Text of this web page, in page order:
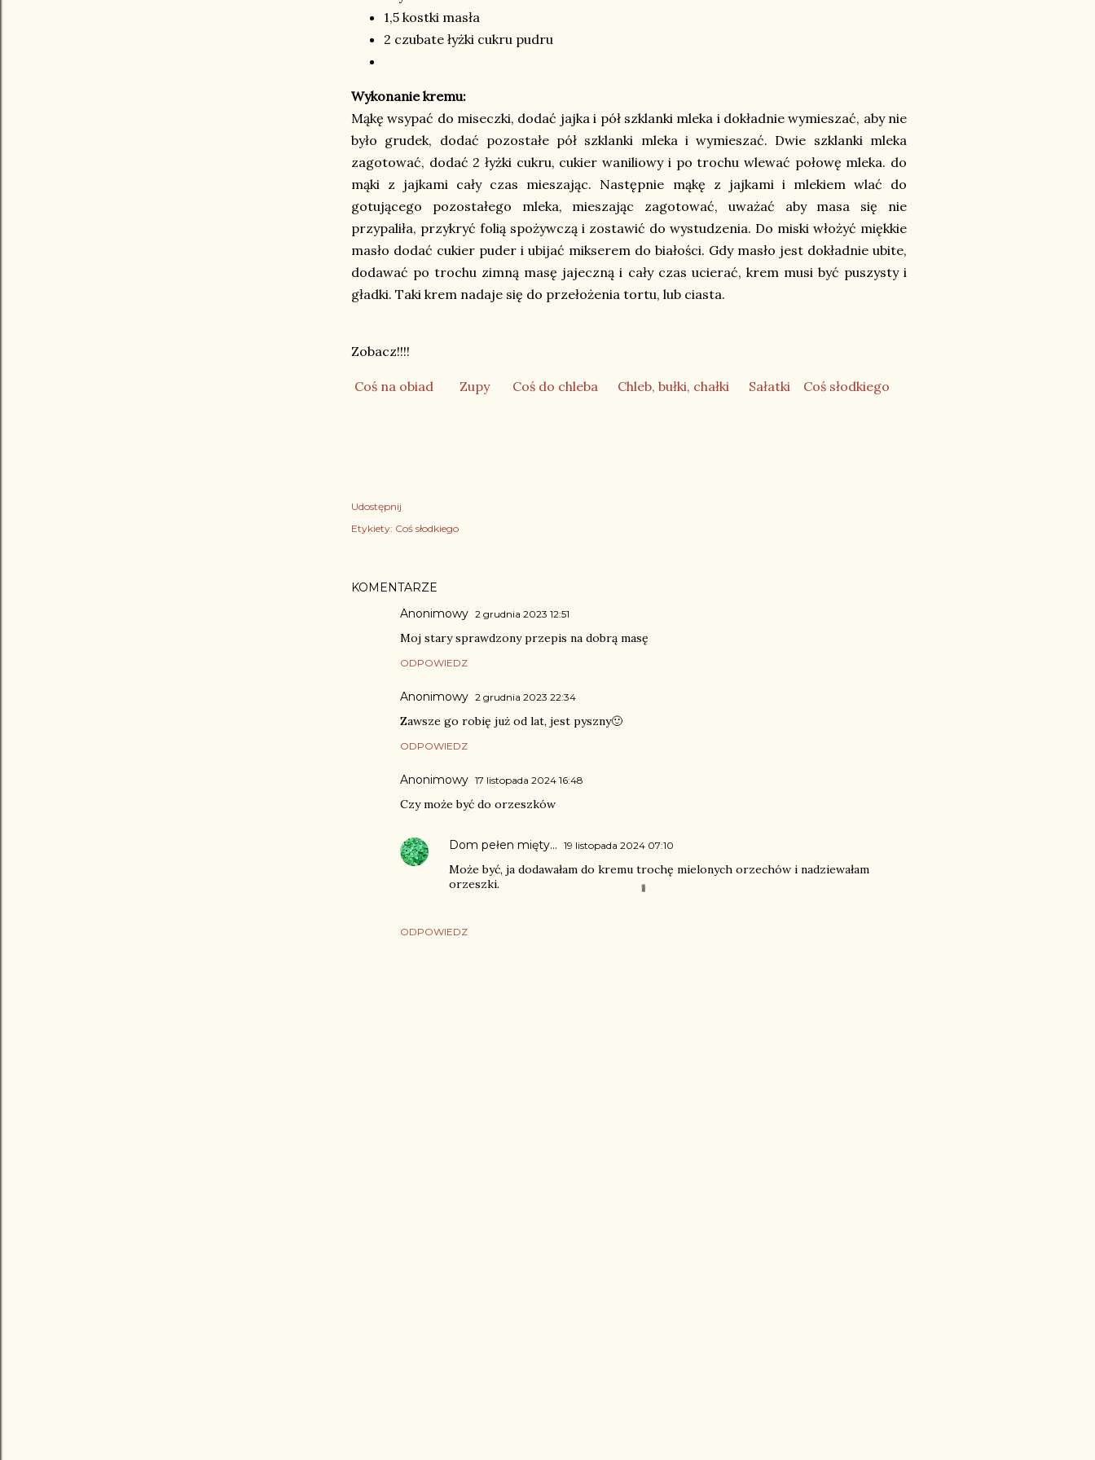
1,5 kostki masła
2 czubate łyżki cukru pudru
Wykonanie kremu:
Mąkę wsypać do miseczki, dodać jajka i pół szklanki mleka i dokładnie wymieszać, aby nie
było grudek, dodać pozostałe pół szklanki mleka i wymieszać. Dwie szklanki mleka
zagotować, dodać 2 łyżki cukru, cukier waniliowy i po trochu wlewać połowę mleka. do
mąki z jajkami cały czas mieszając. Następnie mąkę z jajkami i mlekiem wlać do
gotującego pozostałego mleka, mieszając zagotować, uważać aby masa się nie
przypaliła, przykryć folią spożywczą i zostawić do wystudzenia. Do miski włożyć miękkie
masło dodać cukier puder i ubijać mikserem do białości. Gdy masło jest dokładnie ubite,
dodawać po trochu zimną masę jajeczną i cały czas ucierać, krem musi być puszysty i
gładki. Taki krem nadaje się do przełożenia tortu, lub ciasta.
Zobacz!!!!
Coś na obiad Zupy Coś do chleba Chleb, bułki, chałki Sałatki Coś słodkiego
Udostępnij
Etykiety: Coś słodkiego
KOMENTARZE
Anonimowy 2 grudnia 2023 12:51
Moj stary sprawdzony przepis na dobrą masę
ODPOWIEDZ
Anonimowy 2 grudnia 2023 22:34
Zawsze go robię już od lat, jest pyszny🙂
ODPOWIEDZ
Anonimowy 17 listopada 2024 16:48
Czy może być do orzeszków
ODPOWIEDZ
Dom pełen mięty... 19 listopada 2024 07:10
Może być, ja dodawałam do kremu trochę mielonych orzechów i nadziewałam
orzeszki.